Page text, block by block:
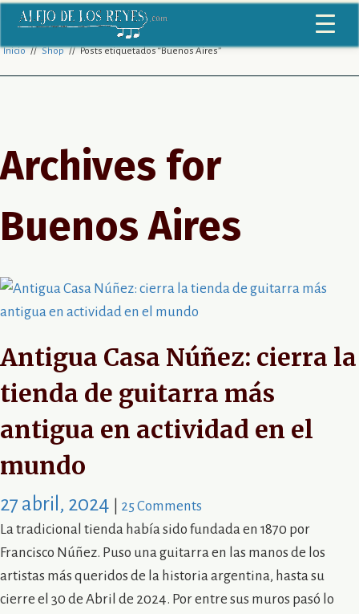
Inicio//Shop// Posts etiquetados “Buenos Aires”
Archives for
Buenos Aires
Antigua Casa Núñez: cierra la
tienda de guitarra más
antigua en actividad en el
mundo
27 abril, 2024
25 Comments
La tradicional tienda había sido fundada en 1870 por
Francisco Núñez. Puso una guitarra en las manos de los
artistas más queridos de la historia argentina, hasta su
cierre el 30 de Abril de 2024. Por entre sus muros pasó lo